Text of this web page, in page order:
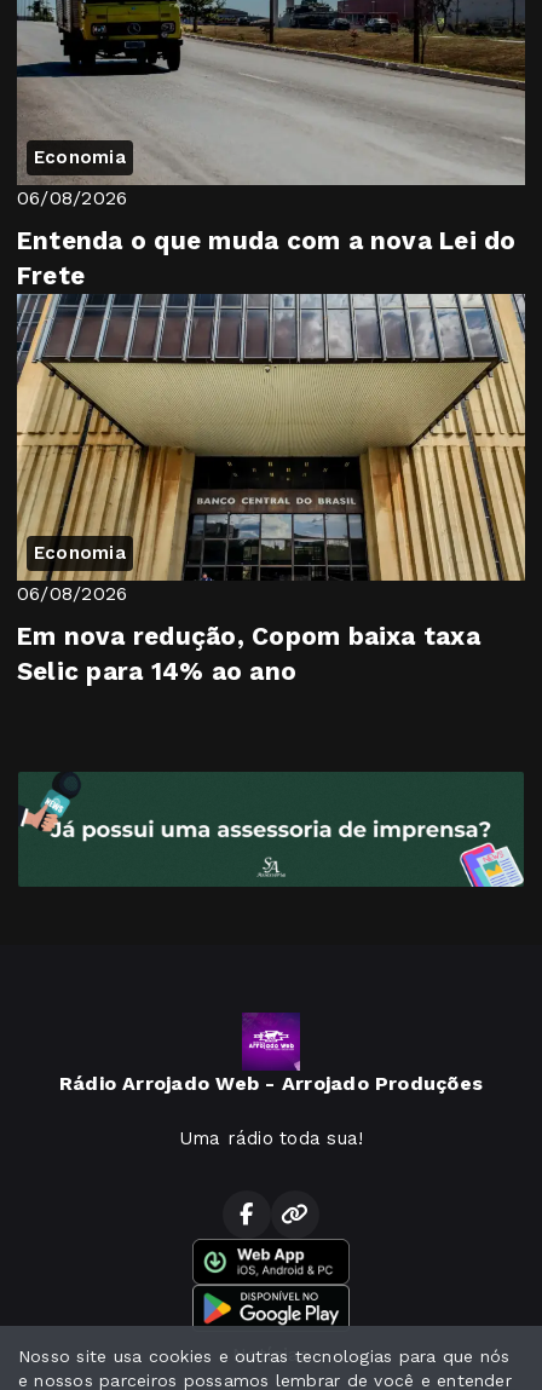
Economia
06/08/2026
Entenda o que muda com a nova Lei do
Frete
Economia
06/08/2026
Em nova redução, Copom baixa taxa
Selic para 14% ao ano
Rádio Arrojado Web - Arrojado Produções
Uma rádio toda sua!
Notícias
Nosso site usa cookies e outras tecnologias para que nós
e nossos parceiros possamos lembrar de você e entender